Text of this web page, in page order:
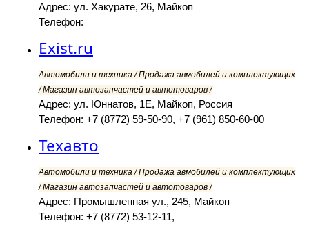
Адрес: ул. Хакурате, 26, Майкоп
Телефон:
Exist.ru
Автомобили и техника / Продажа авмобилей и комплектующих
/ Магазин автозапчастей и автотоваров /
Адрес: ул. Юннатов, 1Е, Майкоп, Россия
Телефон: +7 (8772) 59-50-90, +7 (961) 850-60-00
Техавто
Автомобили и техника / Продажа авмобилей и комплектующих
/ Магазин автозапчастей и автотоваров /
Адрес: Промышленная ул., 245, Майкоп
Телефон: +7 (8772) 53-12-11,